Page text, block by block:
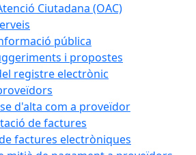
Ciutadana (OAC)
pública
i propostes
registre electrònic
d'alta com a proveïdor
de factures
factures electròniques